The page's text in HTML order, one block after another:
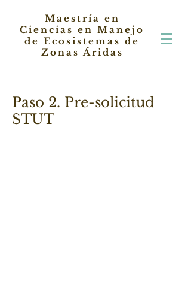
Maestría en
Ciencias en Manejo
de Ecosistemas de
Zonas Áridas
Paso 2. Pre-solicitud
STUT